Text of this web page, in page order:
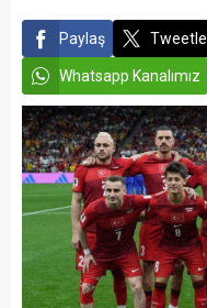
Paylaş Tweetle
Whatsapp Kanalımız